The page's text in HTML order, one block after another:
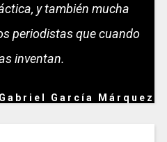
y también mucha
periodistas que cuando
inventan.
García Márquez